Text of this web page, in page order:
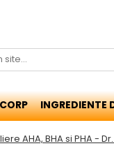
CORP INGREDIENTE
AHA, BHA si PHA -